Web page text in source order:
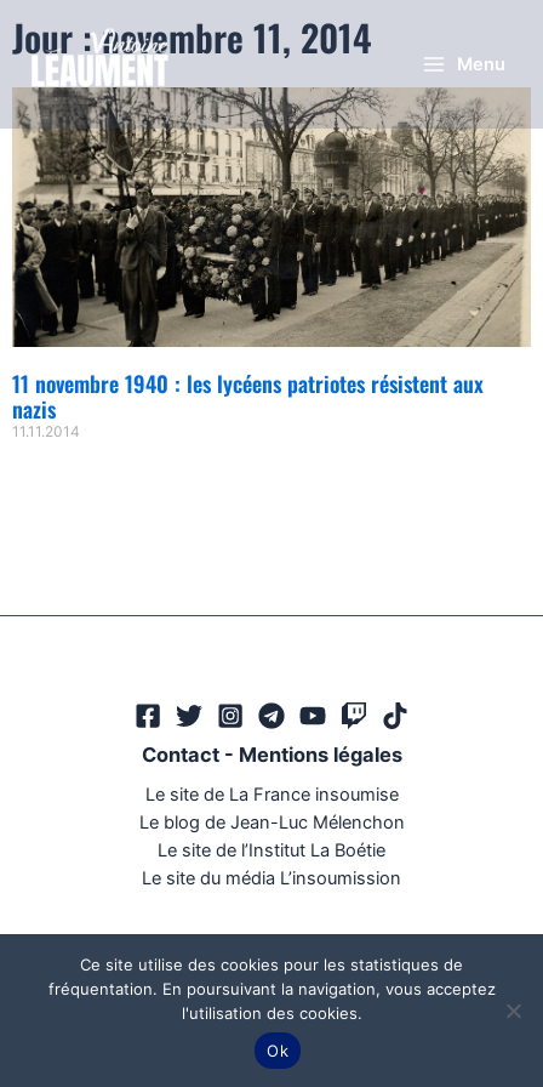
Menu
Jour : novembre 11, 2014
11 novembre 1940 : les lycéens patriotes résistent aux
nazis
11.11.2014
Contact- Mentions légales
Le site de La France insoumise
Le blog de Jean-Luc Mélenchon
Le site de l’Institut La Boétie
Le site du média L’insoumission
Mégaphone communication
Ce site utilise des cookies pour les statistiques de
fréquentation. En poursuivant la navigation, vous acceptez
l'utilisation des cookies.
Ok